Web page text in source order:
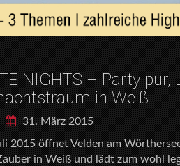
NIGHTS – Party pur,
in Weiß
31. März 2015
2015 öffnet Velden am
in Weiß und lädt zum wohl